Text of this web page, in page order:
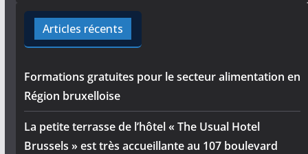
Articles récents
Formations gratuites pour le secteur alimentation en
Région bruxelloise
La petite terrasse de l’hôtel « The Usual Hotel
Brussels » est très accueillante au 107 boulevard